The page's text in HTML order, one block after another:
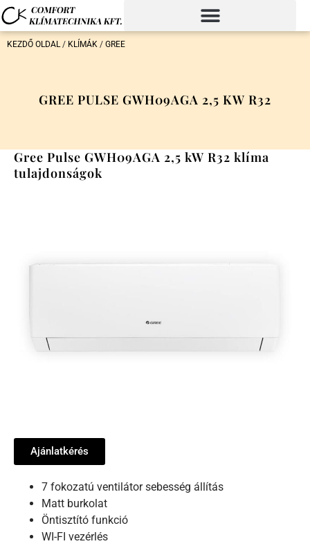
KEZDŐ OLDAL/ KLÍMÁK / GREE
GREE PULSE GWH09AGA 2,5 KW R32
Gree Pulse GWH09AGA 2,5 kW R32 klíma
tulajdonságok
Ajánlatkérés
7 fokozatú ventilátor sebesség állítás
Matt burkolat
Öntisztító funkció
WI-FI vezérlés